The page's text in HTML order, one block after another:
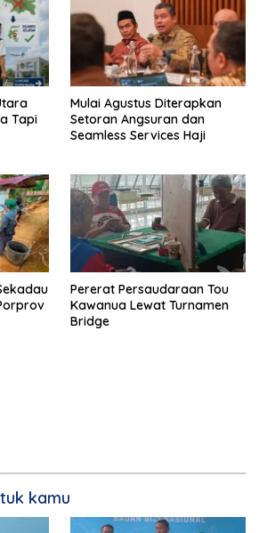
Tapi
Mulai Agustus Diterapkan
Setoran Angsuran dan
Seamless Services Haji
Pererat Persaudaraan Tou
Kawanua Lewat Turnamen
Bridge
kamu